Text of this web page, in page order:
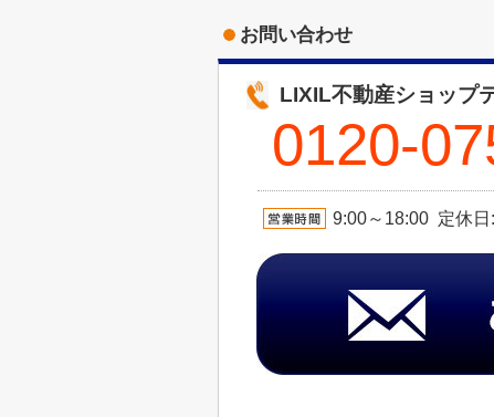
お問い合わせ
LIXIL不動産ショップ
0120-
9:00～18:00 定休日